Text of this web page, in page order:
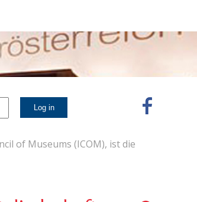
of Museums (ICOM), ist die